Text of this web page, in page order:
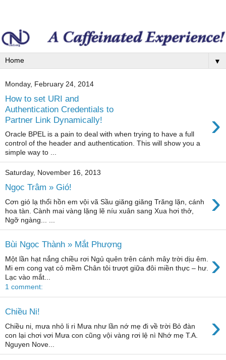
▼
Monday, February 24, 2014
How to set URI and
Authentication Credentials to
Partner Link Dynamically!
›
Oracle BPEL is a pain to deal with when trying to have a full
control of the header and authentication. This will show you a
simple way to ...
Saturday, November 16, 2013
Ngọc Trâm » Gió! ›
Cơn gió lạ thổi hồn em vội vã Sầu giăng giăng Trăng lặn, cánh
hoa tàn. Cành mai vàng lặng lẽ níu xuân sang Xua hơi thở,
Ngỡ ngàng... ...
Bùi Ngọc Thành » Mắt Phượng
›
Một lần hạt nắng chiều rơi Ngủ quên trên cánh mây trời dịu êm.
Mi em cong vạt cỏ mềm Chân tôi trượt giữa đôi miền thực – hư.
Lạc vào mắt...
1 comment:
Chiều Ni! ›
Chiều ni, mưa nhỏ li ri Mưa như lần nớ mẹ đi về trời Bỏ đàn
con lại chơi vơi Mưa con cũng vội vàng rơi lệ nì Nhớ mẹ T.A.
Nguyen Nove...